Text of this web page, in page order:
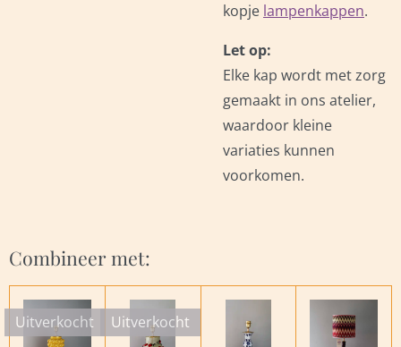
kopje lampenkappen.
Let op:
Elke kap wordt met zorg
gemaakt in ons atelier,
waardoor kleine
variaties kunnen
voorkomen.
Combineer met:
Uitverkocht Uitverkocht